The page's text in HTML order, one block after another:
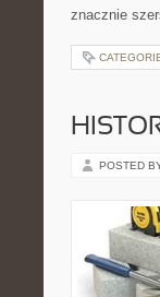
znacznie
POSTED